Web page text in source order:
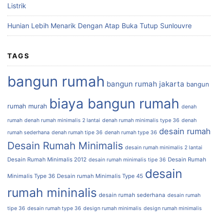
Listrik
Hunian Lebih Menarik Dengan Atap Buka Tutup Sunlouvre
TAGS
bangun rumah bangun rumah jakarta bangun
rumah murah biaya bangun rumah denah
rumah denah rumah minimalis 2 lantai denah rumah minimalis type 36 denah
rumah sederhana denah rumah tipe 36 denah rumah type 36 desain rumah
Desain Rumah Minimalis desain rumah minimalis 2 lantai
Desain Rumah Minimalis 2012 desain rumah minimalis tipe 36 Desain Rumah
Minimalis Type 36 Desain rumah Minimalis Type 45 desain
rumah mininalis desain rumah sederhana desain rumah
tipe 36 desain rumah type 36 design rumah minimalis design rumah minimalis